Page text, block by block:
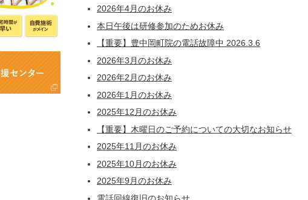
2026年4月のお休み
本日午後は研修参加のためお休み
【重要】豊中岡町院の電話故障中 2026.3.6
2026年3月のお休み
2026年2月のお休み
2026年1月のお休み
2025年12月のお休み
【重要】木曜日のご予約についての大切なお知らせ
2025年11月のお休み
2025年10月のお休み
2025年9月のお休み
電話回線復旧のお知らせ